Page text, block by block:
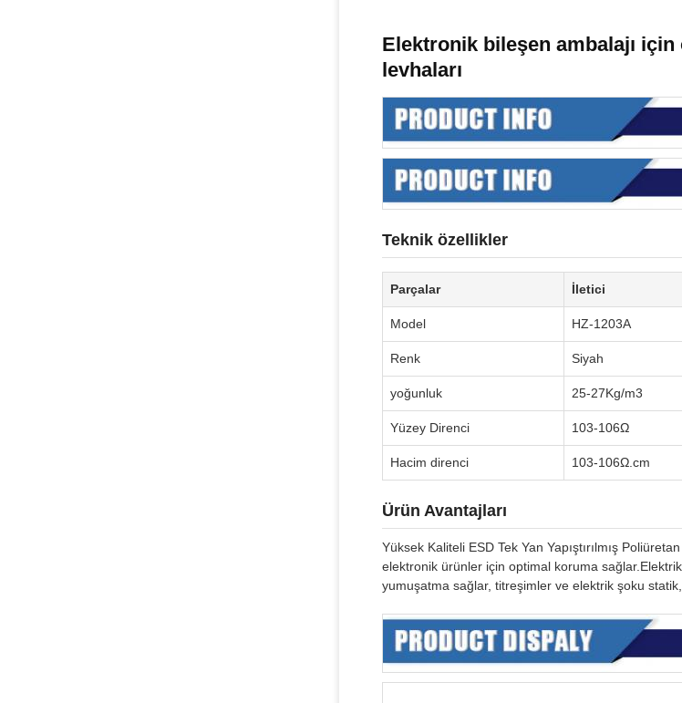
Elektronik bileşen ambalajı
levhaları
Teknik özellikler
Parçalar İletici
Model HZ-1203A
Renk Siyah
yoğunluk 25-27Kg/m3
Yüzey Direnci 103-106Ω
Hacim direnci 103-106Ω.cm
Ürün Avantajları
Yüksek Kaliteli ESD Tek Yan Yapıştırılmış
elektronik ürünler için optimal koruma
yumuşatma sağlar, titreşimler ve elektrik şoku